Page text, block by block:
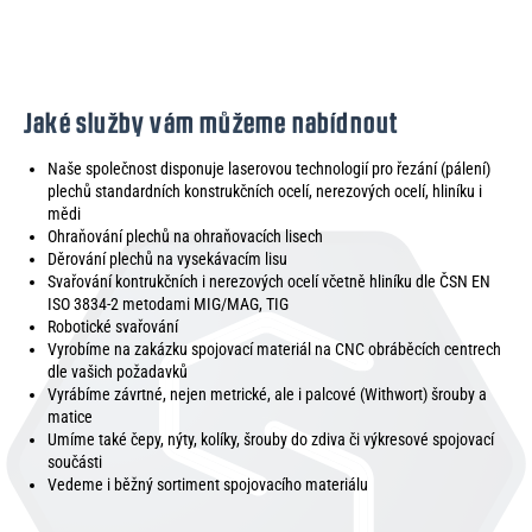
Jaké služby vám můžeme nabídnout
Naše společnost disponuje laserovou technologií pro řezání (pálení)
plechů standardních konstrukčních ocelí, nerezových ocelí, hliníku i
mědi
Ohraňování plechů na ohraňovacích lisech
Děrování plechů na vysekávacím lisu
Svařování kontrukčních i nerezových ocelí včetně hliníku dle ČSN EN
ISO 3834-2 metodami MIG/MAG, TIG
Robotické svařování
Vyrobíme na zakázku spojovací materiál na CNC obráběcích centrech
dle vašich požadavků
Vyrábíme závrtné, nejen metrické, ale i palcové (Withwort) šrouby a
matice
Umíme také čepy, nýty, kolíky, šrouby do zdiva či výkresové spojovací
součásti
Vedeme i běžný sortiment spojovacího materiálu